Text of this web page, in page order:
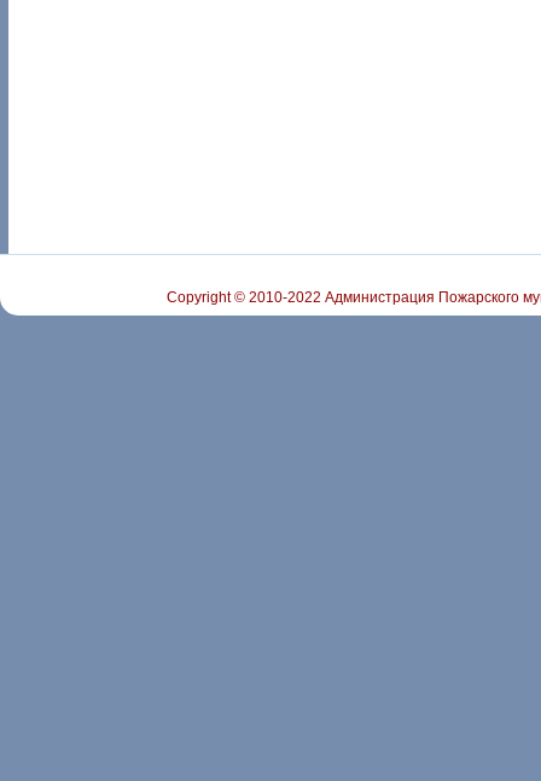
Copyright © 2010-2022 Администрация Пожарского